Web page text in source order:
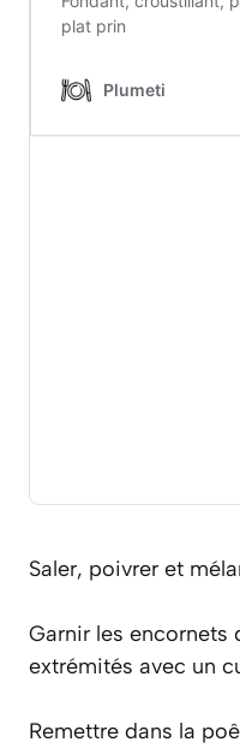
Saler, poivrer et
Garnir les encornets
extrémités avec un
Remettre dans la